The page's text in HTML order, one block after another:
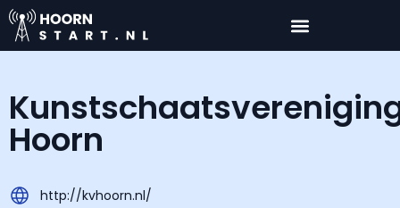
Hoorn
http://kvhoorn.nl/